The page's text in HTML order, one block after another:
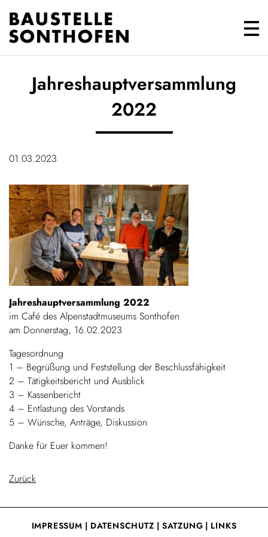
Jahreshauptversammlung
2022
01.03.2023
Jahreshauptversammlung 2022
im Café des Alpenstadtmuseums Sonthofen
am Donnerstag, 16.02.2023
Tagesordnung
1 – Begrüßung und Feststellung der Beschlussfähigkeit
2 – Tätigkeitsbericht und Ausblick
3 – Kassenbericht
4 – Entlastung des Vorstands
5 – Wünsche, Anträge, Diskussion
Danke für Euer kommen!
Zurück
IMPRESSUM | DATENSCHUTZ | SATZUNG | LINKS